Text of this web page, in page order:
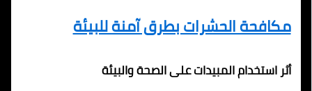
مكافحة الحشرات بطرق آمنة للبيئة
أثر استخدام المبيدات على الصحة والبيئة